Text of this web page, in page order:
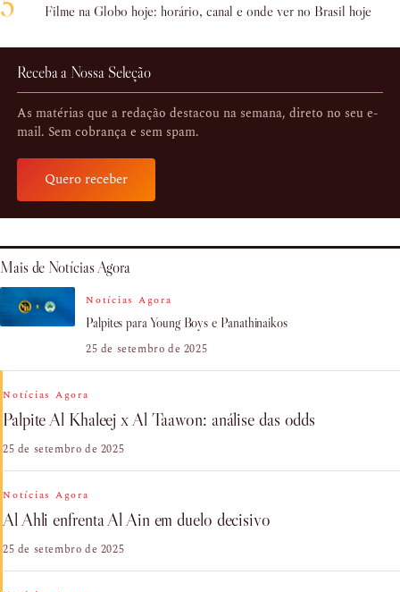
Filme na Globo hoje: horário, canal e onde ver no Brasil hoje
Receba a Nossa Seleção
As matérias que a redação destacou na semana, direto no seu e-
mail. Sem cobrança e sem spam.
Quero receber
Mais de Notícias Agora
Notícias Agora
Palpites para Young Boys e Panathinaikos
25 de setembro de 2025
Notícias Agora
Palpite Al Khaleej x Al Taawon: análise das odds
25 de setembro de 2025
Notícias Agora
Al Ahli enfrenta Al Ain em duelo decisivo
25 de setembro de 2025